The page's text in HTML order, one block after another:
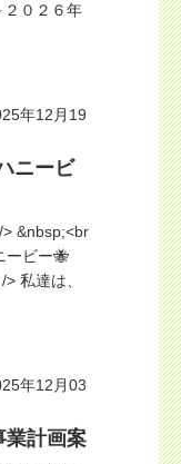
２０２６年
年12月19
ニービ
&nbsp;<br
ービー🐝
私達は、
年12月03
業計画案